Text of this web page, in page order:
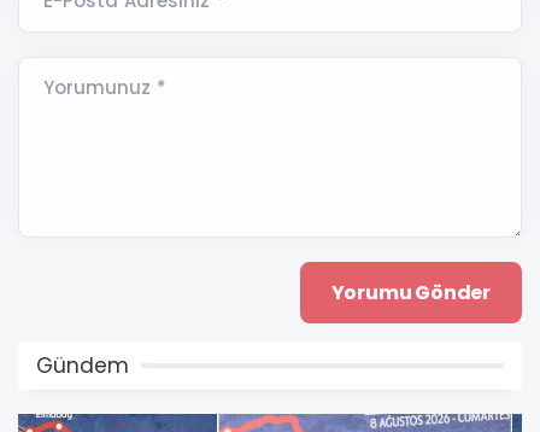
Yorumunuz *
Gündem